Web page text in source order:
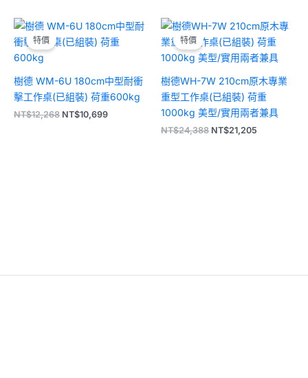
特價
樹德 WM-6U 180cm中型耐衝
擊工作桌(已組裝) 荷重600kg
NT$12,268
原
始
價
NT$10,699
目
前
價
特價
樹德WH-7W 210cm原木專業
重型工作桌(已組裝) 荷重
1000kg 美型/實用兩者兼具
NT$24,388
原
始
價
格：
NT$24,388。
NT$21,205
目
前
價
格：
NT$21,205